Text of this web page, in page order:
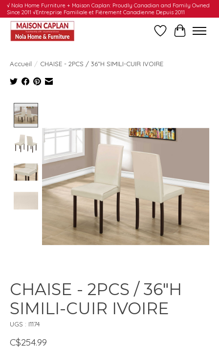
√ Nola Home Furniture + Maison Caplan: Proudly Canadian and Family Owned
Since 2011 √Entreprise Familiale et Fièrement Canadienne Depuis 2011
Liste dePanier
Accueil / CHAISE - 2PCS / 36"H SIMILI-CUIR IVOIRE
CHAISE - 2PCS / 36"H
SIMILI-CUIR IVOIRE
UGS : I1174
C$254.99